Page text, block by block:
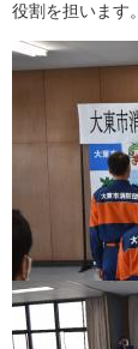
役割を担います。